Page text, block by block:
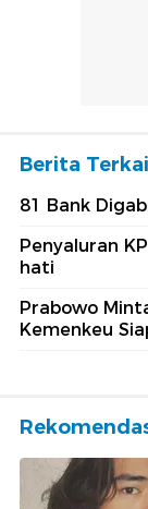
Berita
81 Bank
Penyaluran
hati
Prabowo
Kemenkeu